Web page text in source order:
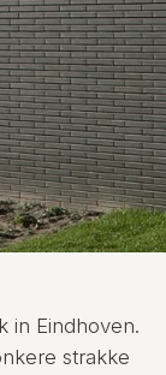
in Eindhoven.
strakke